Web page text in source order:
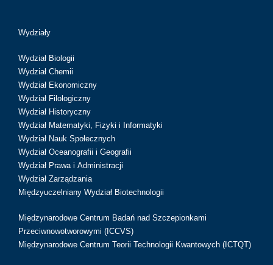
Wydziały
Wydział Biologii
Wydział Chemii
Wydział Ekonomiczny
Wydział Filologiczny
Wydział Historyczny
Wydział Matematyki, Fizyki i Informatyki
Wydział Nauk Społecznych
Wydział Oceanografii i Geografii
Wydział Prawa i Administracji
Wydział Zarządzania
Międzyuczelniany Wydział Biotechnologii
Międzynarodowe Centrum Badań nad Szczepionkami
Przeciwnowotworowymi (ICCVS)
Międzynarodowe Centrum Teorii Technologii Kwantowych (ICTQT)